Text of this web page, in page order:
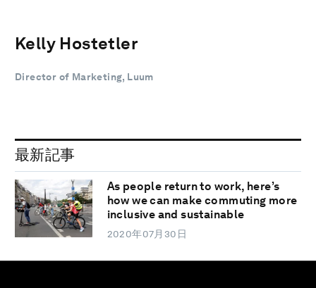
Kelly Hostetler
Director of Marketing, Luum
最新記事
As people return to work, here’s
how we can make commuting more
inclusive and sustainable
2020年07月30日